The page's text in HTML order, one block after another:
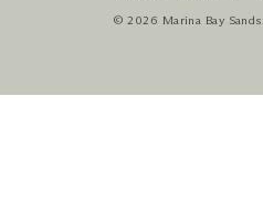
© 2026 Marina Bay